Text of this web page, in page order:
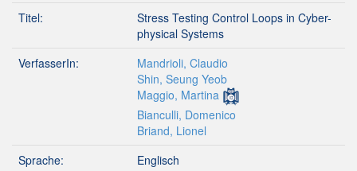
Titel:
Stress Testing Control Loops in Cyber-
physical Systems
VerfasserIn:
Mandrioli, Claudio
Shin, Seung Yeob
Maggio, Martina
Bianculli, Domenico
Briand, Lionel
Sprache:
Englisch